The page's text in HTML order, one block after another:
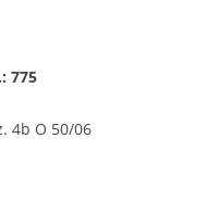
775
4b O 50/06